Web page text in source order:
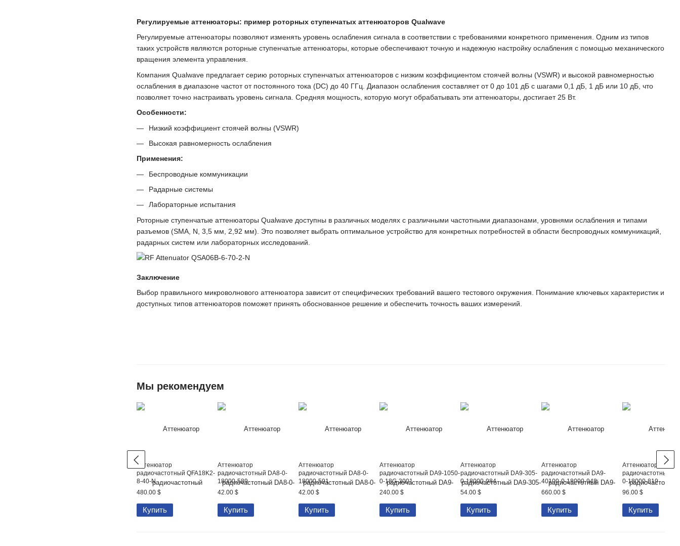
Регулируемые аттенюаторы: пример роторных ступенчатых аттенюаторов Qualwave
Регулируемые аттенюаторы позволяют изменять уровень ослабления сигнала в соответствии с требованиями конкретного применения. Одним из типов
таких устройств являются роторные ступенчатые аттенюаторы, которые обеспечивают точную и надежную настройку ослабления с помощью механического
вращения элемента управления.
Компания Qualwave предлагает серию роторных ступенчатых аттенюаторов с низким коэффициентом стоячей волны (VSWR) и высокой равномерностью
ослабления в диапазоне частот от постоянного тока (DC) до 40 ГГц. Диапазон ослабления составляет от 0 до 101 дБ с шагами 0,1 дБ, 1 дБ или 10 дБ, что
позволяет точно настраивать уровень сигнала. Средняя мощность, которую могут обрабатывать эти аттенюаторы, достигает 25 Вт.
Особенности:
Низкий коэффициент стоячей волны (VSWR)
Высокая равномерность ослабления
Применения:
Беспроводные коммуникации
Радарные системы
Лабораторные испытания
Роторные ступенчатые аттенюаторы Qualwave доступны в различных моделях с различными частотными диапазонами, уровнями ослабления и типами
разъемов (SMA, N, 3,5 мм, 2,92 мм). Это позволяет выбрать оптимальное устройство для конкретных потребностей в области беспроводных коммуникаций,
радарных систем или лабораторных исследований.
Заключение
Выбор правильного микроволнового аттенюатора зависит от специфических требований вашего тестового окружения. Понимание ключевых характеристик и
доступных типов аттенюаторов поможет принять обоснованное решение и обеспечить точность ваших измерений.
Мы рекомендуем
Аттенюатор
радиочастотный QFA18K2-
8-40-N
480.00 $
Купить
Аттенюатор
радиочастотный DA8-0-
18000-589
42.00 $
Купить
Аттенюатор
радиочастотный DA8-0-
18000-591
42.00 $
Купить
Аттенюатор
радиочастотный DA9-1050-
0-18G-3001
240.00 $
Купить
Аттенюатор
радиочастотный DA9-305-
0-18000-984
54.00 $
Купить
Аттенюатор
радиочастотный DA9-
40100-0-18000-948
660.00 $
Купить
Аттенюатор
радиочастотный
0-18000-819
96.00 $
Купить